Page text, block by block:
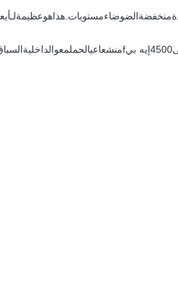
منخفضةالضوضاءمستويات هذاهوعظيمةلـأي
4500 إيه بيfمنشعاعيالحملمعوالداخلية